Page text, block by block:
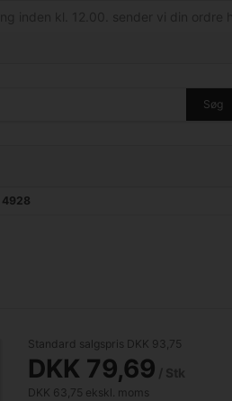
Søg
Standard salgspris DKK 93,75
DKK 79,69
DKK 63,75 ekskl. moms